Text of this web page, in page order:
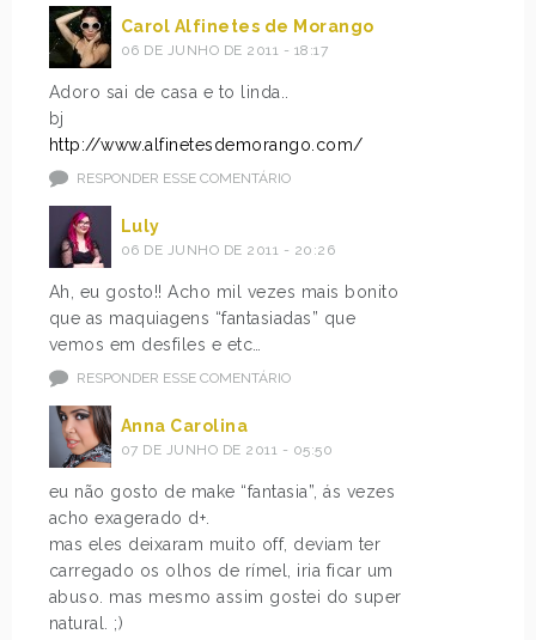
Carol Alfinetes de Morango
06 DE JUNHO DE 2011 - 18:17
Adoro sai de casa e to linda..
bj
http://www.alfinetesdemorango.com/
RESPONDER ESSE COMENTÁRIO
Luly
06 DE JUNHO DE 2011 - 20:26
Ah, eu gosto!! Acho mil vezes mais bonito
que as maquiagens “fantasiadas” que
vemos em desfiles e etc…
RESPONDER ESSE COMENTÁRIO
Anna Carolina
07 DE JUNHO DE 2011 - 05:50
eu não gosto de make “fantasia”, ás vezes
acho exagerado d+.
mas eles deixaram muito off, deviam ter
carregado os olhos de rímel, iria ficar um
abuso. mas mesmo assim gostei do super
natural. ;)